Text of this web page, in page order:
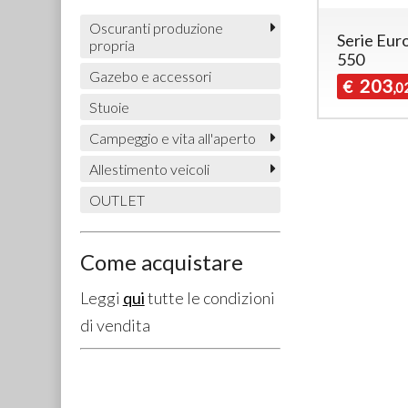
Serie
550
€ 203
Oscuranti produzione
propria
Gazebo e accessori
Stuoie
Campeggio e vita all'aperto
Allestimento veicoli
OUTLET
Come acquistare
Leggi quitutte le condizioni
di vendita